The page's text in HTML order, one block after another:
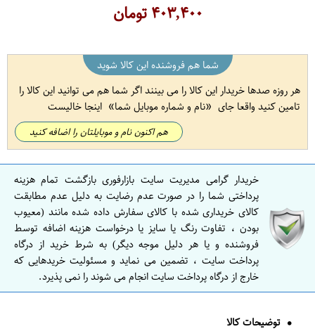
۴۰۳,۴۰۰تومان
شما هم فروشنده این کالا شوید
هر روزه صدها خریدار این کالا را می بینند اگر شما هم می توانید این کالا را
تامین کنید واقعا جای
نام و شماره موبایل شما اینجا خالیست
هم اکنون نام و موبایلتان را اضافه کنید
خریدار گرامی مدیریت سایت بازارفوری بازگشت تمام هزینه
پرداختی شما را در صورت عدم رضایت به دلیل عدم مطابقت
کالای خریداری شده با کالای سفارش داده شده مانند (معیوب
بودن ، تفاوت رنگ یا سایز یا درخواست هزینه اضافه توسط
فروشنده و یا هر دلیل موجه دیگر) به شرط خرید از درگاه
پرداخت سایت ، تضمین می نماید و مسئولیت خریدهایی که
خارج از درگاه پرداخت سایت انجام می شوند را نمی پذیرد.
توضیحات کالا